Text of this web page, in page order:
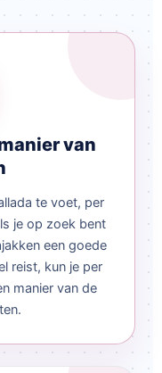
van
te voet, per
je op zoek bent
een goede
reist, kun je per
manier van de